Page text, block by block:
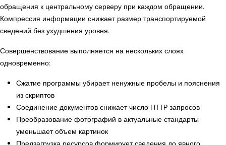
обращения к центральному серверу при каждом обращении.
Компрессия информации снижает размер транспортируемой
сведений без ухудшения уровня.
Совершенствование выполняется на нескольких слоях
одновременно:
Сжатие программы убирает ненужные пробелы и пояснения
из скриптов
Соединение документов снижает число HTTP-запросов
Преобразование фотографий в актуальные стандарты
уменьшает объем картинок